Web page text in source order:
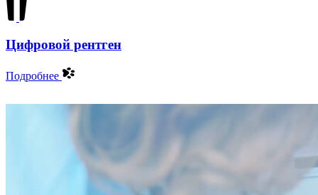
Цифровой рентген
Подробнее